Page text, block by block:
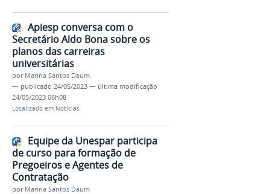
Apiesp conversa com o
Secretário Aldo Bona sobre os
planos das carreiras
universitárias
por Marina Santos Daum
— publicado 24/05/2023 — última modificação
24/05/2023 06h08
Localizado em Notícias
Equipe da Unespar participa
de curso para formação de
Pregoeiros e Agentes de
Contratação
por Marina Santos Daum